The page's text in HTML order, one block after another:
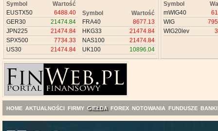
Symbol
Wartość
EUSTX50
6488.40
GER30
21474.84
JPN225
21474.84
SPX500
7734.33
US30
21474.84
Symbol
Wartość
FRA40
8677.13
HKG33
21474.84
NAS100
21474.84
UK100
10896.04
Symbol
mWIG40
WIG
WIG20lev
HOME AKTUALNOŚCI FIRMY GIEŁDA FOREX NOTOWANIA FUNDUSZE BANKI